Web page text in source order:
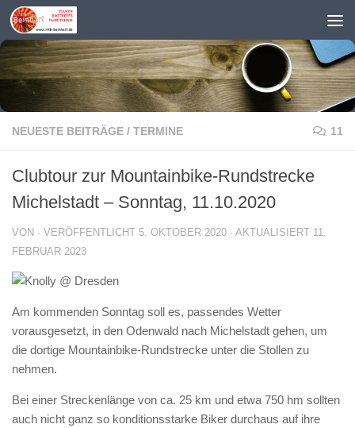
Zum Inhalt springen
NEUESTE BEITRÄGE / TERMINE 11
Clubtour zur Mountainbike-Rundstrecke
Michelstadt – Sonntag, 11.10.2020
VON · VERÖFFENTLICHT 5. OKTOBER 2020 · AKTUALISIERT 11.
FEBRUAR 2023
Am kommenden Sonntag soll es, passendes Wetter
vorausgesetzt, in den Odenwald nach Michelstadt gehen, um
die dortige Mountainbike-Rundstrecke unter die Stollen zu
nehmen.
Bei einer Streckenlänge von ca. 25 km und etwa 750 hm sollten
auch nicht ganz so konditionsstarke Biker durchaus auf ihre